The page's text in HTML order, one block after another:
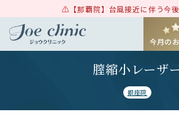
【那覇院】台風接近に伴う今
今月の
膣縮小レーザ
銀座院